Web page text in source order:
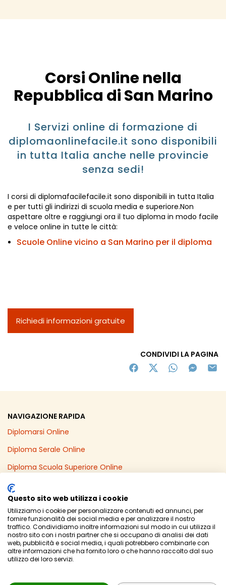
Corsi Online nella
Repubblica di San Marino
I Servizi online di formazione di
diplomaonlinefacile.it sono disponibili
in tutta Italia anche nelle provincie
senza sedi!
I corsi di diplomafacilefacile.it sono disponibili in tutta Italia
e per tutti gli indirizzi di scuola media e superiore.Non
aspettare oltre e raggiungi ora il tuo diploma in modo facile
e veloce online in tutte le città:
Scuole Online vicino a San Marino per il diploma
Richiedi informazioni gratuite
CONDIVIDI LA PAGINA
NAVIGAZIONE RAPIDA
Diplomarsi Online
Diploma Serale Online
Diploma Scuola Superiore Online
Recupero Anni Scolastici Online
Diploma Online in un Anno
Licenza Media Online
© Powered byArea MediaWeb
Questo sito web utilizza i cookie
Utilizziamo i cookie per personalizzare contenuti ed annunci, per
fornire funzionalità dei social media e per analizzare il nostro
traffico. Condividiamo inoltre informazioni sul modo in cui utilizza il
nostro sito con i nostri partner che si occupano di analisi dei dati
web, pubblicità e social media, i quali potrebbero combinarle con
altre informazioni che ha fornito loro o che hanno raccolto dal suo
utilizzo dei loro servizi.